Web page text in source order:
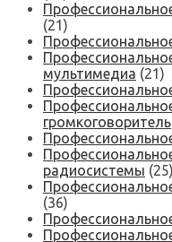
(21)
мультимедиа (21)
громкоговоритель
радиосистемы (25)
(36)